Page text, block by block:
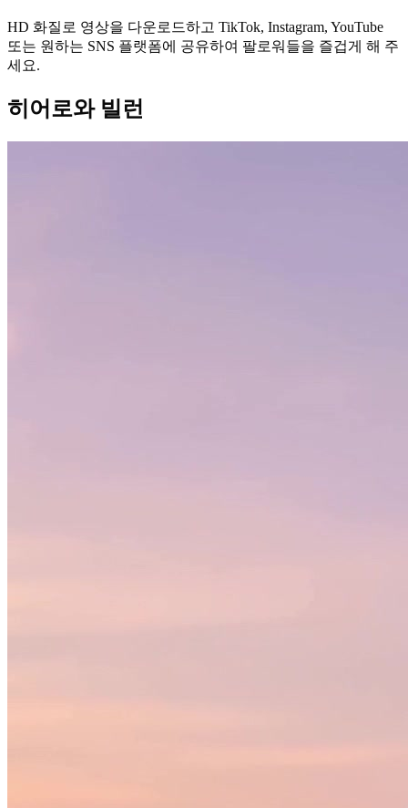
HD 화질로 영상을 다운로드하고 TikTok, Instagram, YouTube
또는 원하는 SNS 플랫폼에 공유하여 팔로워들을 즐겁게 해 주
세요.
히어로와 빌런